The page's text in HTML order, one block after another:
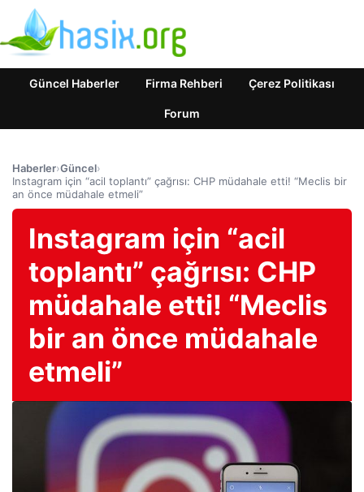
Güncel Haberler Firma Rehberi Çerez Politikası
Forum
Haberler›Güncel›
Instagram için “acil toplantı” çağrısı: CHP müdahale etti! “Meclis bir
an önce müdahale etmeli”
Instagram için “acil
toplantı” çağrısı: CHP
müdahale etti! “Meclis
bir an önce müdahale
etmeli”